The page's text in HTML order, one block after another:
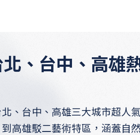
、台中、高雄
、台中、高雄三大城市超人
高雄駁二藝術特區，涵蓋自